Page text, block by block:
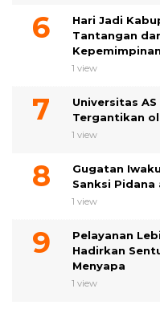
Hari Jadi
Tantangan
1 view
Universitas
Tergantikan
1 view
Gugatan
Sanksi
1 view
Pelayanan
Hadirkan
Menyapa
1 view